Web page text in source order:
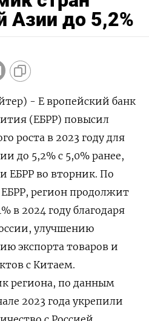
Азии до 5,2%
- Е вропейский банк
(ЕБРР) повысил
роста в 2023 году для
до 5,2% с 5,0% ранее,
ЕБРР во вторник. По
регион продолжит
в 2024 году благодаря
улучшению
экспорта товаров и
с Китаем.
региона, по данным
2023 года укрепили